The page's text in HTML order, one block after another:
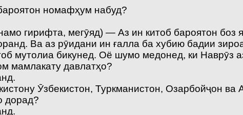
номафҳум набуд?
гирифта, мегӯяд) — Аз ин китоб бароятон
Ва аз рӯидани ин ғалла ба хубию бадии
мутолиа бикунед. Оё шумо медонед, ки Наврӯз
мамлакату давлатҳо?
Ӯзбекистон, Туркманистон, Озарбойҷон ва
дорад?